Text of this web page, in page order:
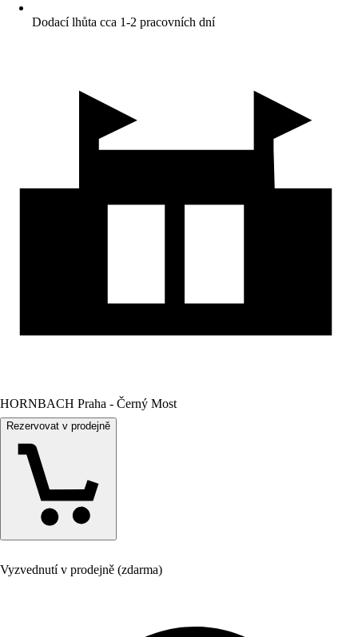
Dodací lhůta cca 1-2 pracovních dní
HORNBACH Praha - Černý Most
Rezervovat v prodejně
Vyzvednutí v prodejně (zdarma)